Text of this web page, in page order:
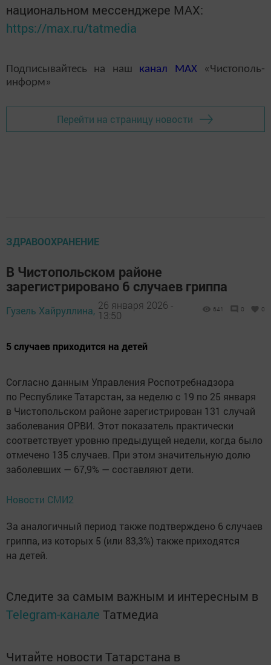
национальном мессенджере MАХ:
https://max.ru/tatmedia
Подписывайтесь на наш канал MAX«Чистополь-
информ»
Перейти на страницу новости
ЗДРАВООХРАНЕНИЕ
В Чистопольском районе
зарегистрировано 6 случаев гриппа
Гузель Хайруллина, 26 января 2026 -
13:50
641 0 0
5 случаев приходится на детей
Согласно данным Управления Роспотребнадзора
по Республике Татарстан, за неделю с 19 по 25 января
в Чистопольском районе зарегистрирован 131 случай
заболевания ОРВИ. Этот показатель практически
соответствует уровню предыдущей недели, когда было
отмечено 135 случаев. При этом значительную долю
заболевших — 67,9% — составляют дети.
Новости СМИ2
За аналогичный период также подтверждено 6 случаев
гриппа, из которых 5 (или 83,3%) также приходятся
на детей.
Следите за самым важным и интересным в
Telegram-канале Татмедиа
Читайте новости Татарстана в